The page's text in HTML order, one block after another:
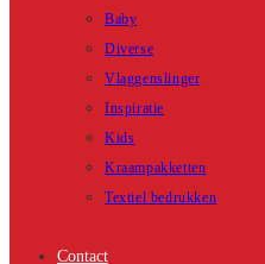
Baby
Diverse
Vlaggenslinger
Inspiratie
Kids
Kraampakketten
Textiel bedrukken
Contact